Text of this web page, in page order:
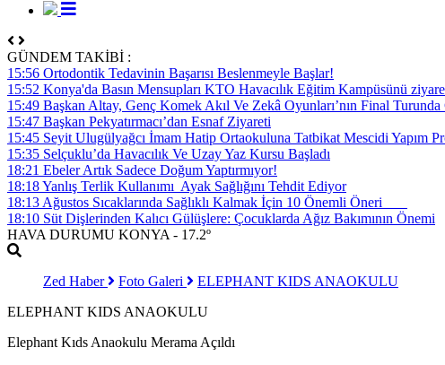
GÜNDEM TAKİBİ :
15:56 Ortodontik Tedavinin Başarısı Beslenmeyle Başlar!
15:52 Konya'da Basın Mensupları KTO Havacılık Eğitim Kampüsünü
15:49 Başkan Altay, Genç Komek Akıl Ve Zekâ Oyunları’nın Final Turunda
15:47 Başkan Pekyatırmacı’dan Esnaf Ziyareti
15:45 Seyit Ulugülyağcı İmam Hatip Ortaokuluna Tatbikat Mescidi Yapım
15:35 Selçuklu’da Havacılık Ve Uzay Yaz Kursu Başladı
18:21 Ebeler Artık Sadece Doğum Yaptırmıyor!
18:18 Yanlış Terlik Kullanımı Ayak Sağlığını Tehdit Ediyor
18:13 Ağustos Sıcaklarında Sağlıklı Kalmak İçin 10 Önemli Öneri
18:10 Süt Dişlerinden Kalıcı Gülüşlere: Çocuklarda Ağız Bakımının Önemi
HAVA DURUMU KONYA - 17.2º
Zed Haber Foto Galeri
ELEPHANT KIDS ANAOKULU
ELEPHANT KIDS ANAOKULU
Elephant Kıds Anaokulu Merama Açıldı